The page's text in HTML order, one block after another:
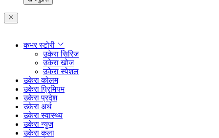
कभर स्टोरी
उकेरा सिरिज
उकेरा खोज
उकेरा स्पेशल
उकेरा कोलम
उकेरा प्रिमियम
उकेरा प्रदेश
उकेरा अर्थ
उकेरा स्वास्थ्य
उकेरा न्युज
उकेरा कला